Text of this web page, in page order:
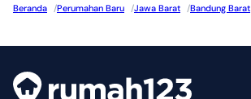
Beranda /Perumahan Baru /Jawa Barat /Bandung Barat